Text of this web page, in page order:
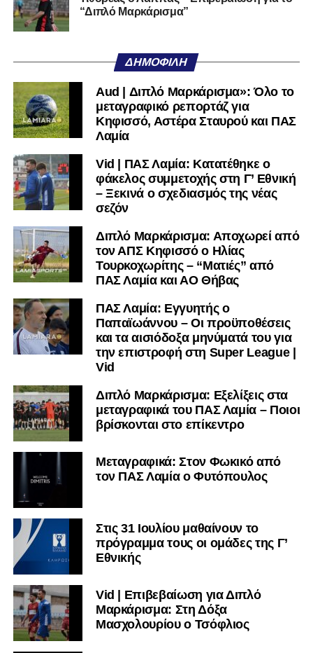
Ακολουθήστε τοlamiara.grστοGoogle Newsγια να
μαθαίνετε πρώτοι τα κυανόλευκα νέα στην Ελλάδα και τον
Twitterκαι στοInstagram
μαθαίνετε σε χρόνο dt όλα τα νέα.
“Διπλό Μαρκάρισμα”
ΔΗΜΟΦΙΛΉ
Aud | Διπλό Μαρκάρισμα»: Όλο το
μεταγραφικό ρεπορτάζ για
Κηφισσό, Αστέρα Σταυρού και ΠΑΣ
Λαμία
Vid | ΠΑΣ Λαμία: Κατατέθηκε ο
φάκελος συμμετοχής στη Γ’ Εθνική
– Ξεκινά ο σχεδιασμός της νέας
σεζόν
Διπλό Μαρκάρισμα: Αποχωρεί από
τον ΑΠΣ Κηφισσό ο Ηλίας
Τουρκοχωρίτης – “Ματιές” από
ΠΑΣ Λαμία και ΑΟ Θήβας
ΠΑΣ Λαμία: Εγγυητής ο
Παπαϊωάννου – Οι προϋποθέσεις
και τα αισιόδοξα μηνύματά του για
την επιστροφή στη Super League |
Vid
Διπλό Μαρκάρισμα: Εξελίξεις στα
μεταγραφικά του ΠΑΣ Λαμία – Ποιοι
βρίσκονται στο επίκεντρο
Μεταγραφικά: Στον Φωκικό από
τον ΠΑΣ Λαμία ο Φυτόπουλος
Στις 31 Ιουλίου μαθαίνουν το
πρόγραμμα τους οι ομάδες της Γ’
Εθνικής
Vid | Επιβεβαίωση για Διπλό
Μαρκάρισμα: Στη Δόξα
Μασχολουρίου ο Τσόφλιος